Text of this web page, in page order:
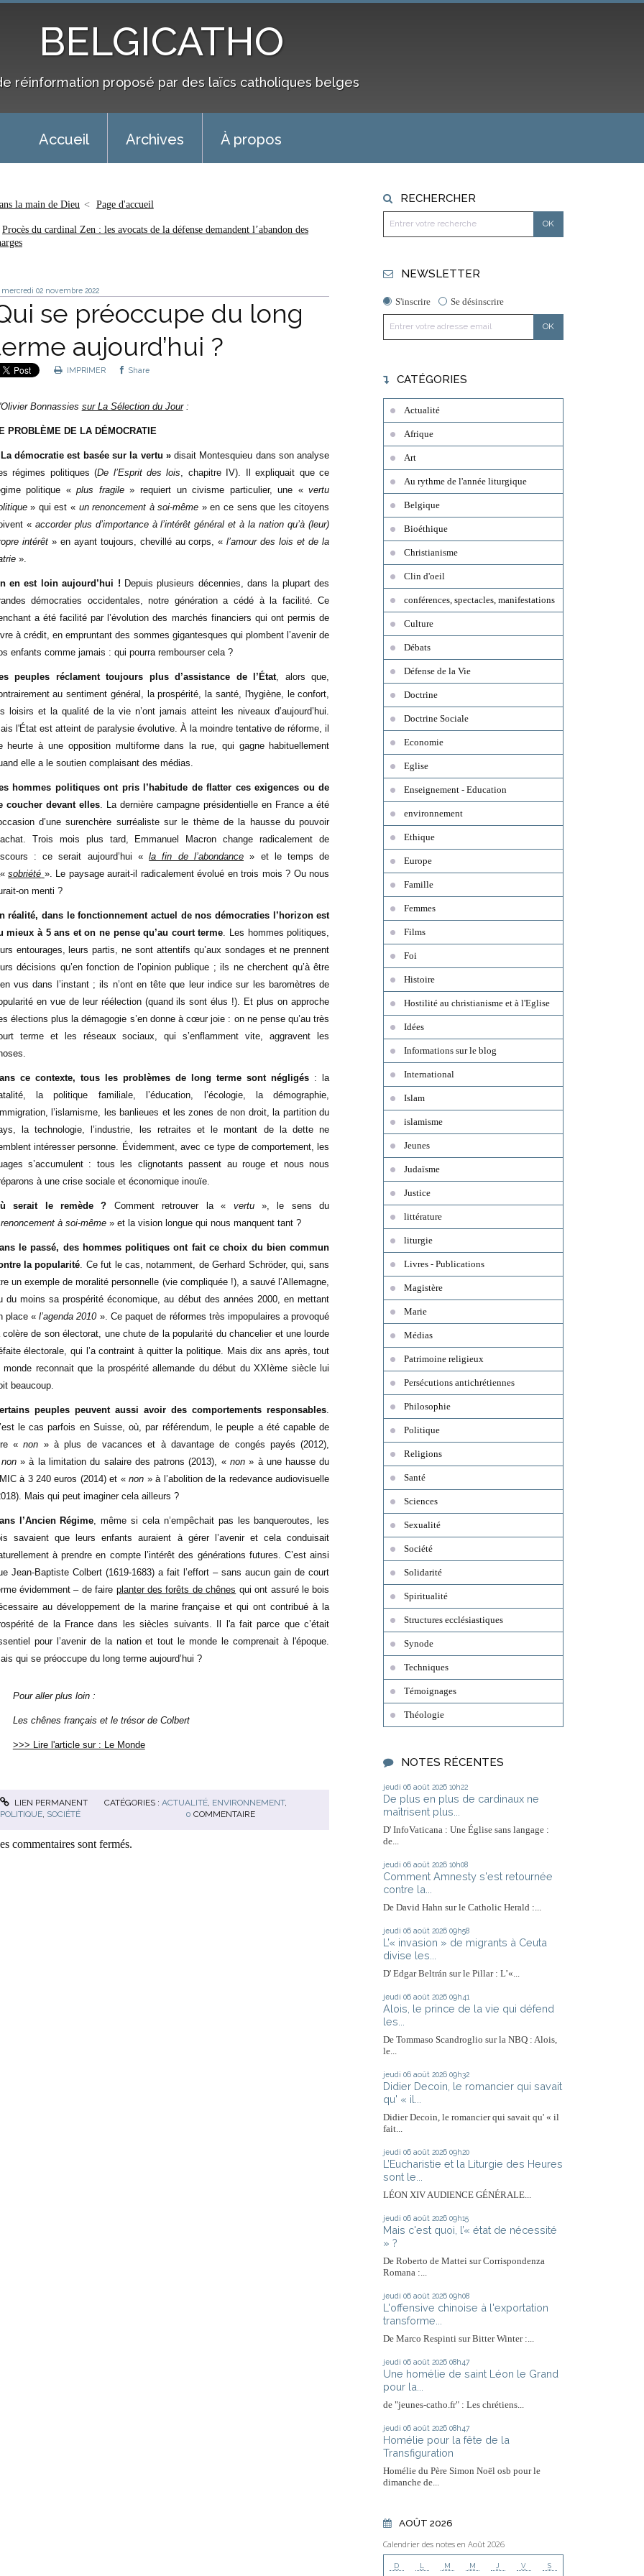
BELGICATHO
réinformation proposé par des laïcs catholiques belges
Accueil Archives À propos
la main de Dieu Page d'accueil
Procès du cardinal Zen : les avocats de la défense demandent l’abandon des
mercredi 02 novembre 2022
se préoccupe du long
aujourd’hui ?
IMPRIMER Share
Bonnassies sur La Sélection du Jour:
PROBLÈME DE LA DÉMOCRATIE
démocratie est basée sur la vertu »disait Montesquieu dans son analyse
régimes politiques (De l’Esprit des lois, chapitre IV). Il expliquait que ce
politique «plus fragile» requiert un civisme particulier, une «vertu
» qui est « un renoncement à soi-même » en ce sens que les citoyens
« accorder plus d’importance à l’intérêt général et à la nation qu’à (leur)
intérêt» en ayant toujours, chevillé au corps, «l’amour des lois et de la
».
en est loin aujourd’hui ! Depuis plusieurs décennies, dans la plupart des
démocraties occidentales, notre génération a cédé à la facilité. Ce
a été facilité par l’évolution des marchés financiers qui ont permis de
à crédit, en empruntant des sommes gigantesques qui plombent l’avenir de
enfants comme jamais : qui pourra rembourser cela ?
peuples réclament toujours plus d’assistance de l’État, alors que,
au sentiment général, la prospérité, la santé, l'hygiène, le confort,
loisirs et la qualité de la vie n’ont jamais atteint les niveaux d’aujourd’hui.
l'État est atteint de paralysie évolutive. À la moindre tentative de réforme, il
heurte à une opposition multiforme dans la rue, qui gagne habituellement
elle a le soutien complaisant des médias.
hommes politiques ont pris l’habitude de flatter ces exigences ou de
coucher devant elles. La dernière campagne présidentielle en France a été
d’une surenchère surréaliste sur le thème de la hausse du pouvoir
Trois mois plus tard, Emmanuel Macron change radicalement de
: ce serait aujourd’hui «la fin de l’abondance » et le temps de
sobriété ». Le paysage aurait-il radicalement évolué en trois mois ? Ou nous
on menti ?
réalité, dans le fonctionnement actuel de nos démocraties l’horizon est
mieux à 5 ans et on ne pense qu’au court terme. Les hommes politiques,
entourages, leurs partis, ne sont attentifs qu’aux sondages et ne prennent
décisions qu’en fonction de l’opinion publique ; ils ne cherchent qu’à être
vus dans l’instant ; ils n’ont en tête que leur indice sur les baromètres de
en vue de leur réélection (quand ils sont élus !). Et plus on approche
élections plus la démagogie s’en donne à cœur joie : on ne pense qu’au très
terme et les réseaux sociaux, qui s’enflamment vite, aggravent les
ce contexte, tous les problèmes de long terme sont négligés : la
la politique familiale, l’éducation, l’écologie, la démographie,
l’islamisme, les banlieues et les zones de non droit, la partition du
la technologie, l’industrie, les retraites et le montant de la dette ne
intéresser personne. Évidemment, avec ce type de comportement, les
s’accumulent : tous les clignotants passent au rouge et nous nous
à une crise sociale et économique inouïe.
serait le remède ? Comment retrouver la « vertu», le sens du
renoncement à soi-même» et la vision longue qui nous manquent tant ?
le passé, des hommes politiques ont fait ce choix du bien commun
la popularité. Ce fut le cas, notamment, de Gerhard Schröder, qui, sans
un exemple de moralité personnelle (vie compliquée !), a sauvé l’Allemagne,
du moins sa prospérité économique, au début des années 2000, en mettant
place «l’agenda 2010». Ce paquet de réformes très impopulaires a provoqué
colère de son électorat, une chute de la popularité du chancelier et une lourde
électorale, qui l’a contraint à quitter la politique. Mais dix ans après, tout
monde reconnait que la prospérité allemande du début du XXIème siècle lui
beaucoup.
peuples peuvent aussi avoir des comportements responsables.
le cas parfois en Suisse, où, par référendum, le peuple a été capable de
«non » à plus de vacances et à davantage de congés payés (2012),
non» à la limitation du salaire des patrons (2013), « non» à une hausse du
à 3 240 euros (2014) et «non » à l’abolition de la redevance audiovisuelle
Mais qui peut imaginer cela ailleurs ?
l’Ancien Régime, même si cela n’empêchait pas les banqueroutes, les
savaient que leurs enfants auraient à gérer l’avenir et cela conduisait
à prendre en compte l’intérêt des générations futures. C’est ainsi
Jean-Baptiste Colbert (1619-1683) a fait l’effort – sans aucun gain de court
évidemment – de faire planter des forêts de chênes qui ont assuré le bois
au développement de la marine française et qui ont contribué à la
de la France dans les siècles suivants. Il l'a fait parce que c’était
pour l’avenir de la nation et tout le monde le comprenait à l'époque.
qui se préoccupe du long terme aujourd’hui ?
Pour aller plus loin :
Les chênes français et le trésor de Colbert
>>> Lire l'article sur : Le Monde
LIEN PERMANENT CATÉGORIES :ACTUALITÉ, ENVIRONNEMENT,
POLITIQUE, SOCIÉTÉ 0 COMMENTAIRE
commentaires sont fermés.
RECHERCHER
NEWSLETTER
S'inscrire Se désinscrire
CATÉGORIES
Actualité
Afrique
Art
Au rythme de l'année liturgique
Belgique
Bioéthique
Christianisme
Clin d'oeil
conférences, spectacles, manifestations
Culture
Débats
Défense de la Vie
Doctrine
Doctrine Sociale
Economie
Eglise
Enseignement - Education
environnement
Ethique
Europe
Famille
Femmes
Films
Foi
Histoire
Hostilité au christianisme et à l'Eglise
Idées
Informations sur le blog
International
Islam
islamisme
Jeunes
Judaïsme
Justice
littérature
liturgie
Livres - Publications
Magistère
Marie
Médias
Patrimoine religieux
Persécutions antichrétiennes
Philosophie
Politique
Religions
Santé
Sciences
Sexualité
Société
Solidarité
Spiritualité
Structures ecclésiastiques
Synode
Techniques
Témoignages
Théologie
NOTES RÉCENTES
jeudi 06 août 2026 10h22
De plus en plus de cardinaux ne
maîtrisent plus...
D' InfoVaticana : Une Église sans langage :
de...
jeudi 06 août 2026 10h08
Comment Amnesty s'est retournée
contre la...
De David Hahn sur le Catholic Herald :...
jeudi 06 août 2026 09h58
L’« invasion » de migrants à Ceuta
divise les...
D' Edgar Beltrán sur le Pillar : L’«...
jeudi 06 août 2026 09h41
Alois, le prince de la vie qui défend
les...
De Tommaso Scandroglio sur la NBQ : Alois,
le...
jeudi 06 août 2026 09h32
Didier Decoin, le romancier qui savait
qu' « il...
Didier Decoin, le romancier qui savait qu' « il
fait...
jeudi 06 août 2026 09h20
L’Eucharistie et la Liturgie des Heures
sont le...
LÉON XIV AUDIENCE GÉNÉRALE...
jeudi 06 août 2026 09h15
Mais c'est quoi, l’« état de nécessité
» ?
De Roberto de Mattei sur Corrispondenza
Romana :...
jeudi 06 août 2026 09h08
L'offensive chinoise à l'exportation
transforme...
De Marco Respinti sur Bitter Winter :...
jeudi 06 août 2026 08h47
Une homélie de saint Léon le Grand
pour la...
de "jeunes-catho.fr" : Les chrétiens...
jeudi 06 août 2026 08h47
Homélie pour la fête de la
Transfiguration
Homélie du Père Simon Noël osb pour le
dimanche de...
AOÛT 2026
Calendrier des notes en Août 2026
D L M M J V S